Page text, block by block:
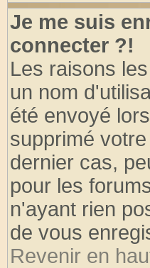
Je me suis
connecter ?!
Les raisons
un nom
été envoyé
supprimé
dernier cas,
pour les
n'ayant rien
de vous
Revenir en